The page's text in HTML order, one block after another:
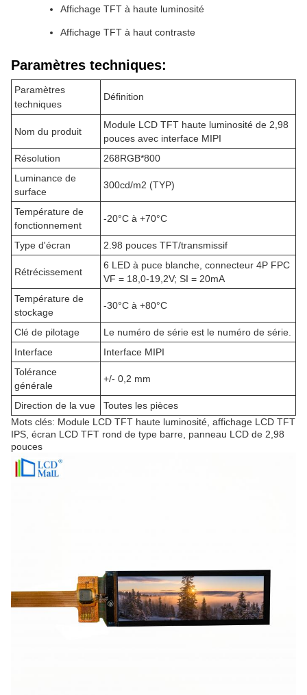
Affichage TFT à haute luminosité
Affichage TFT à haut contraste
Paramètres techniques:
Paramètres
techniques
Définition
Nom du produit
Module LCD TFT haute luminosité de 2,98
pouces avec interface MIPI
Résolution
268RGB*800
Luminance de
surface
300cd/m2 (TYP)
Température de
fonctionnement
-20°C à +70°C
Type d'écran 2.98 pouces TFT/transmissif
Rétrécissement
6 LED à puce blanche, connecteur 4P FPC
VF = 18,0-19,2V; SI = 20mA
Température de
stockage
-30°C à +80°C
Clé de pilotage
Le numéro de série est le numéro de série.
Interface
Interface MIPI
Tolérance
générale
+/- 0,2 mm
Direction de la vue
Toutes les pièces
Mots clés: Module LCD TFT haute luminosité, affichage LCD TFT
IPS, écran LCD TFT rond de type barre, panneau LCD de 2,98
pouces